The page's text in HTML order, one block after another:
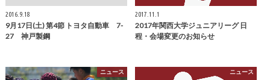
2016.9.18
9月17日(土) 第4節 トヨタ自動車 7-
27 神戸製鋼
2017.11.1
2017年関西大学ジュニアリーグ 日
程・会場変更のお知らせ
ニュース ニュース